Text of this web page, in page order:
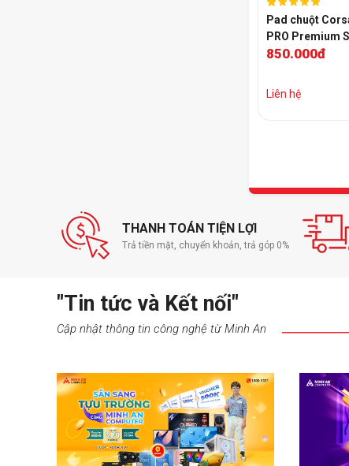
Pad chuột
PRO Premium
Extended XL
850.000đ
Liên hệ
THANH TOÁN TIỆN LỢI
Trả tiền mặt, chuyển khoản, trả góp 0%
"Tin tức và Kết nối"
Cập nhật thông tin công nghệ từ Minh An